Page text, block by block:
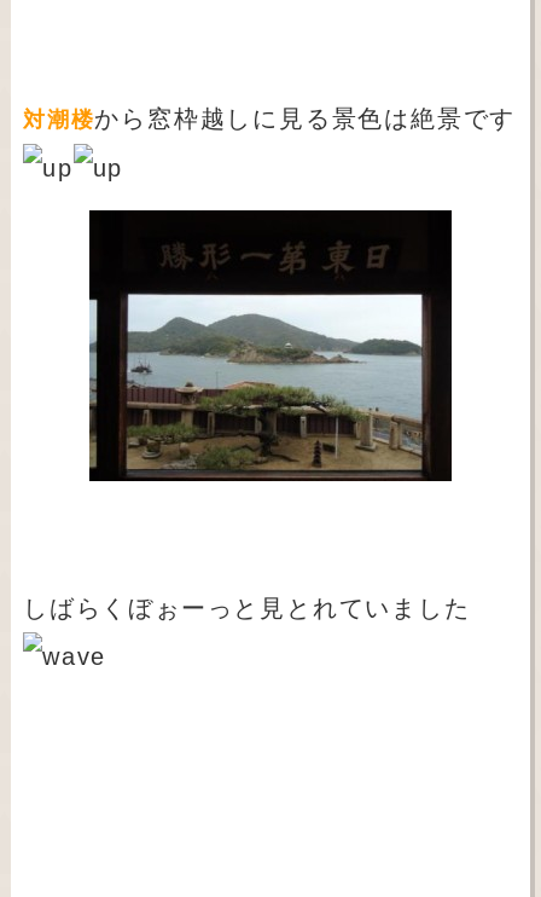
対潮楼から窓枠越しに見る景色は絶景です
しばらくぼぉーっと見とれていました